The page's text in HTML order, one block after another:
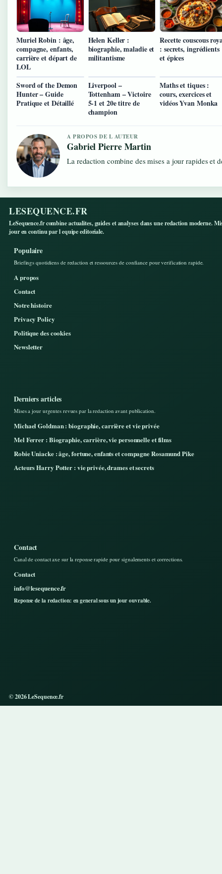
Muriel Robin : âge,
compagne, enfants,
carrière et départ de
LOL
Helen Keller :
biographie, maladie et
militantisme
Recette couscous
: secrets, ingrédients
et épices
Sword of the Demon
Hunter – Guide
Pratique et Détaillé
Liverpool –
Tottenham – Victoire
5-1 et 20e titre de
champion
Maths et tiques :
cours, exercices et
vidéos Yvan Monka
A PROPOS DE L AUTEUR
Gabriel Pierre Martin
La redaction combine des mises a jour rapides et
LESEQUENCE.FR
LeSequence.fr combine actualites, guides et analyses dans une redaction moderne.
jour en continu par l equipe editoriale.
Populaire
Briefings quotidiens de redaction et ressources de confiance pour verification rapide.
A propos
Contact
Notre histoire
Privacy Policy
Politique des cookies
Newsletter
Derniers articles
Mises a jour urgentes revues par la redaction avant publication.
Michael Goldman : biographie, carrière et vie privée
Mel Ferrer : Biographie, carrière, vie personnelle et films
Robie Uniacke : âge, fortune, enfants et compagne Rosamund Pike
Acteurs Harry Potter : vie privée, drames et secrets
Contact
Canal de contact axe sur la reponse rapide pour signalements et corrections.
Contact
info@lesequence.fr
Reponse de la redaction: en general sous un jour ouvrable.
© 2026 LeSequence.fr